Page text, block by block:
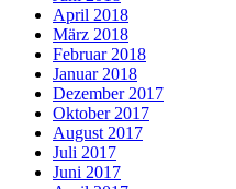
April 2018
März 2018
Februar 2018
Januar 2018
Dezember 2017
Oktober 2017
August 2017
Juli 2017
Juni 2017